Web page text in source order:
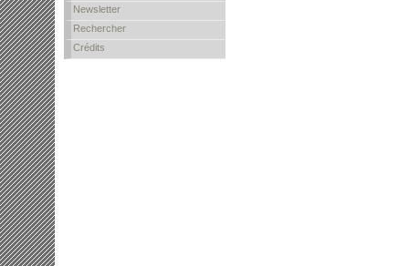
Newsletter
Rechercher
Crédits